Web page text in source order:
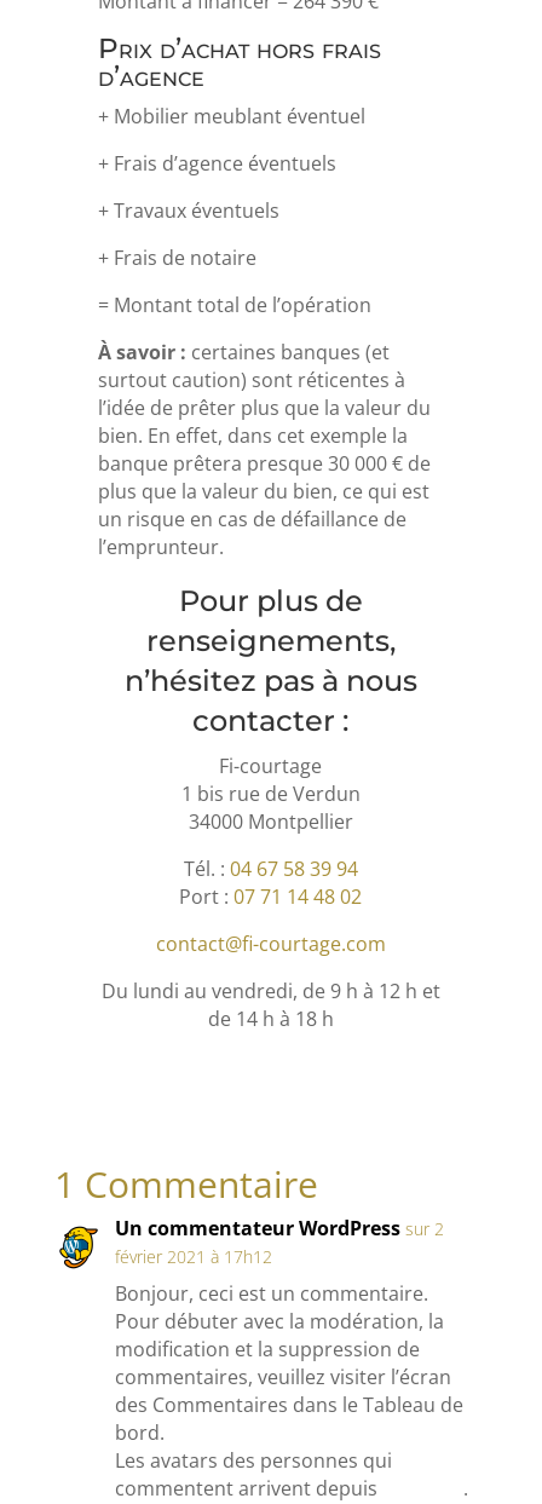
Prix d’achat hors frais
d’agence
+ Mobilier meublant éventuel
+ Frais d’agence éventuels
+ Travaux éventuels
+ Frais de notaire
= Montant total de l’opération
À savoir : certaines banques (et
surtout caution) sont réticentes à
l’idée de prêter plus que la valeur du
bien. En effet, dans cet exemple la
banque prêtera presque 30 000 € de
plus que la valeur du bien, ce qui est
un risque en cas de défaillance de
l’emprunteur.
Pour plus de
renseignements,
n’hésitez pas à nous
contacter :
Fi-courtage
1 bis rue de Verdun
34000 Montpellier
Tél. : 04 67 58 39 94
Port :07 71 14 48 02
contact@fi-courtage.com
Du lundi au vendredi, de 9 h à 12 h et
de 14 h à 18 h
1 Commentaire
Un commentateur WordPress sur 2
février 2021 à 17h12
Bonjour, ceci est un commentaire.
Pour débuter avec la modération, la
modification et la suppression de
commentaires, veuillez visiter l’écran
des Commentaires dans le Tableau de
bord.
Les avatars des personnes qui
commentent arrivent depuis
.